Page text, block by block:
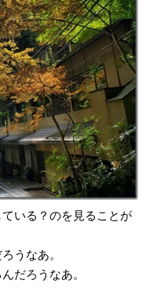
いる？のを見ることが
うなあ。
だろうなあ。